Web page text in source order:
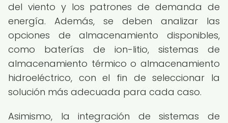
del viento y los patrones de demanda de
energía. Además, se deben analizar las
opciones de almacenamiento disponibles,
como baterías de ion-litio, sistemas de
almacenamiento térmico o almacenamiento
hidroeléctrico, con el fin de seleccionar la
solución más adecuada para cada caso.
Asimismo, la integración de sistemas de